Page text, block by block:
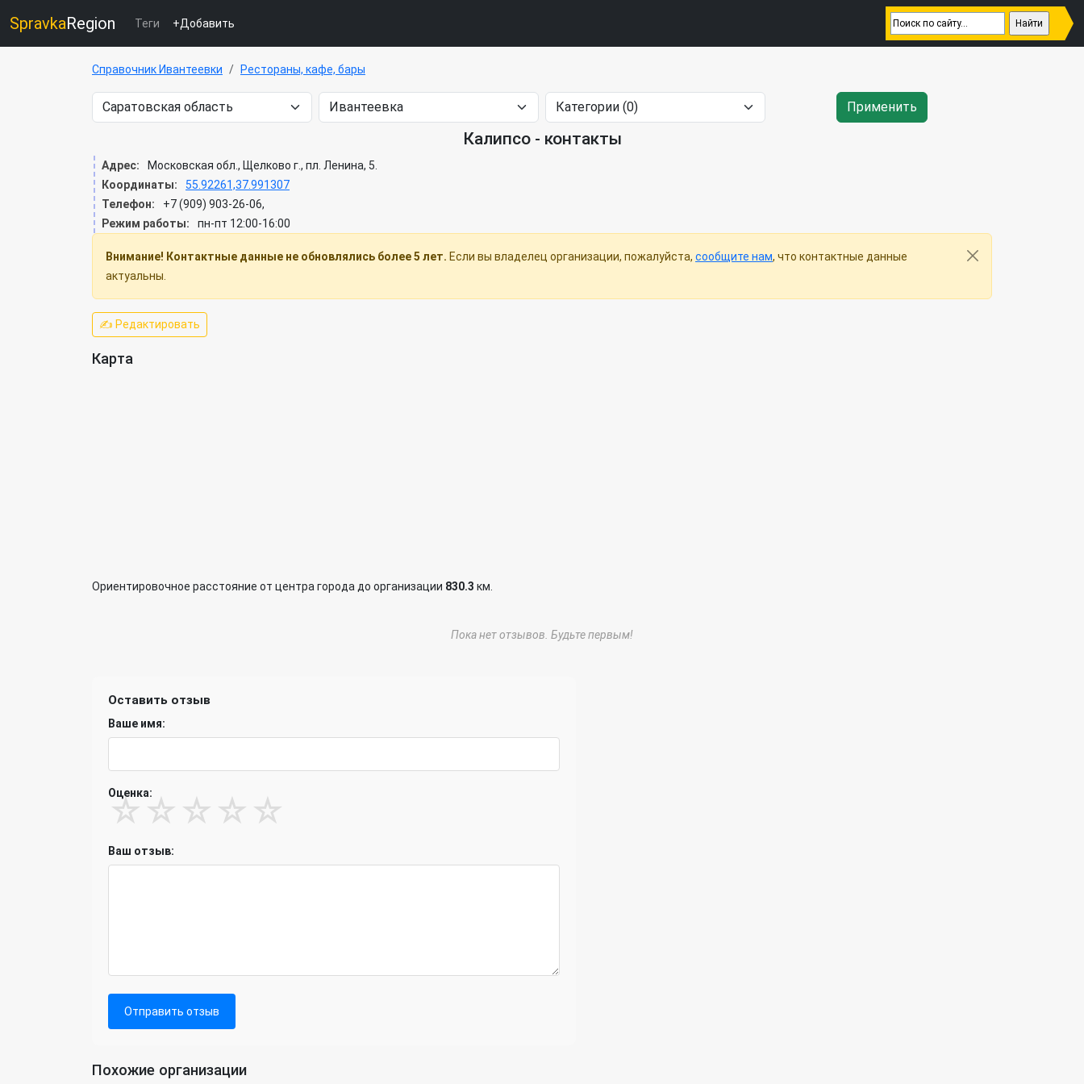
SpravkaRegion Теги +Добавить
Справочник Ивантеевки Рестораны, кафе, бары
Применить
Калипсо - контакты
Адрес:
Московская обл., Щелково г., пл. Ленина, 5.
Координаты:
55.92261,37.991307
Телефон:
+7 (909) 903-26-06,
Режим работы:
пн-пт 12:00-16:00
Внимание! Контактные данные не обновлялись более 5 лет. Если вы владелец организации, пожалуйста, сообщите нам, что контактные данные
актуальны.
✍ Редактировать
Карта
Ориентировочное расстояние от центра города до организации 830.3 км.
Пока нет отзывов. Будьте первым!
Оставить отзыв
Ваше имя:
Оценка:
☆ ☆ ☆ ☆ ☆
Ваш отзыв:
Отправить отзыв
Похожие организации